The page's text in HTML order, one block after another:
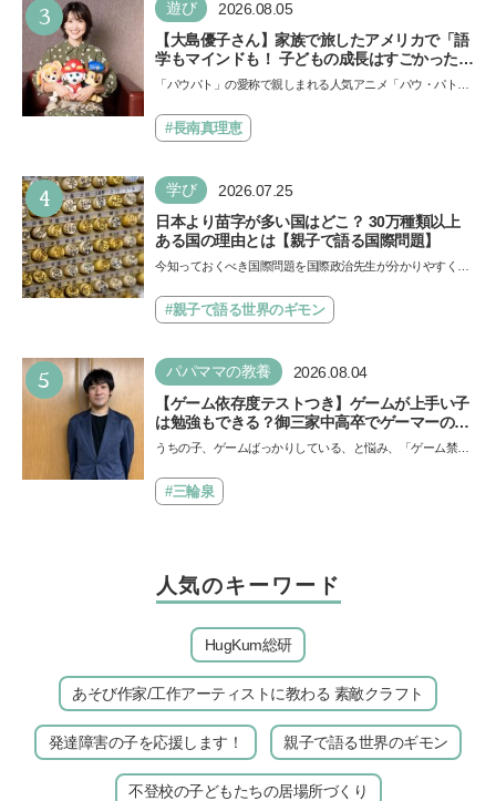
3 遊び 2026.08.05
【大島優子さん】家族で旅したアメリカで「語
学もマインドも！ 子どもの成長はすごかった」
声優をつとめた映画『パウ・パトロール ザ・ダ
できると子どもに知ってほしい
「パウパト」の愛称で親しまれる人気アニメ「パウ・パトロ
ザ…
#長南真理恵
4 学び 2026.07.25
日本より苗字が多い国はどこ？ 30万種類以上
ある国の理由とは【親子で語る国際問題】
今知っておくべき国際問題を国際政治先生が分かりやすく解
類…
#親子で語る世界のギモン
5 パパママの教養 2026.08.04
【ゲーム依存度テストつき】ゲームが上手い子
は勉強もできる？御三家中高卒でゲーマーの医
師・阿部智史さんが教えるゲームしながら受験
うちの子、ゲームばっかりしている、と悩み、「ゲーム禁
も…
#三輪泉
人気のキーワード
HugKum総研
あそび作家/工作アーティストに教わる 素敵クラフト
発達障害の子を応援します！ 親子で語る世界のギモン
不登校の子どもたちの居場所づくり